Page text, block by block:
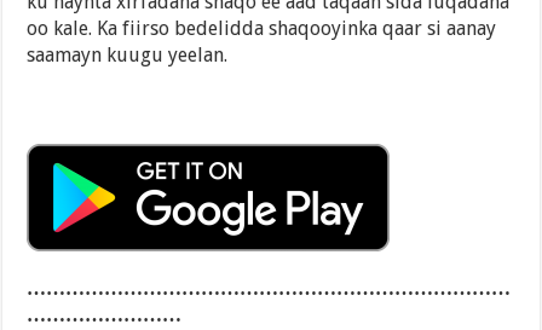
oo kale. Ka fiirso bedelidda shaqooyinka qaar si aanay
saamayn kuugu yeelan.
…………………………………………………………………
……………………